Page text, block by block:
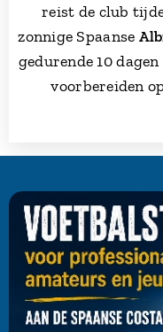
reist de club
zonnige Spaanse
gedurende 10
voorbereiden